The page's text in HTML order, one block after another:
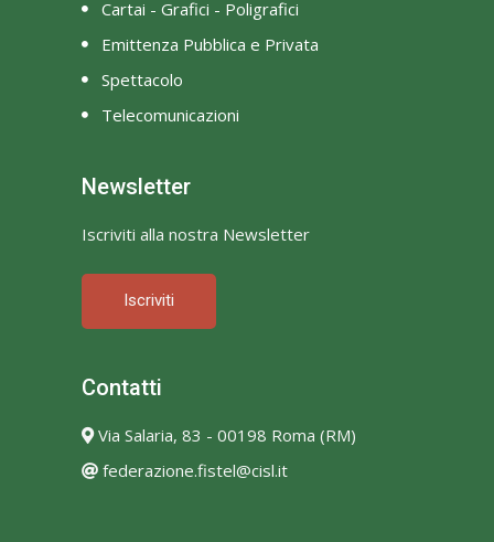
Cartai - Grafici - Poligrafici
Emittenza Pubblica e Privata
Spettacolo
Telecomunicazioni
Newsletter
Iscriviti alla nostra Newsletter
Iscriviti
Contatti
Via Salaria, 83 - 00198 Roma (RM)
federazione.fistel@cisl.it